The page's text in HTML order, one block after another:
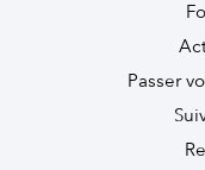
Passer